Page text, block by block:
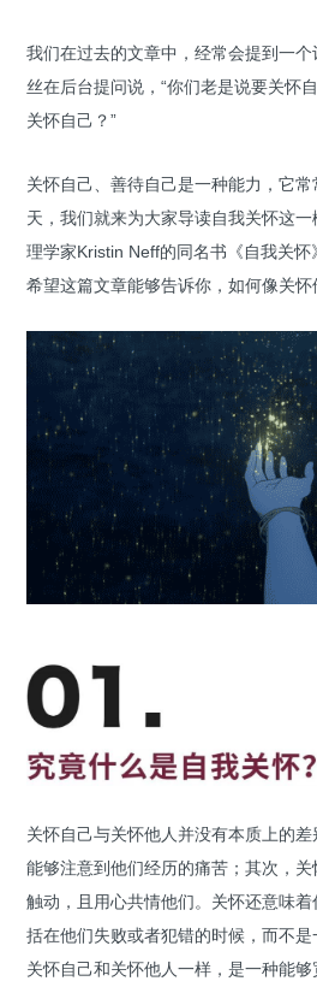
我们在过去的文章中，经常会提到一
丝在后台提问说，“你们老是说要关怀
关怀自己？”
关怀自己、善待自己是一种能力，它
天，我们就来为大家导读自我关怀这
理学家Kristin Neff的同名书《自我关怀
希望这篇文章能够告诉你，如何像关怀
关怀自己与关怀他人并没有本质上的
能够注意到他们经历的痛苦；其次，
触动，且用心共情他们。关怀还意味
括在他们失败或者犯错的时候，而不是
关怀自己和关怀他人一样，是一种能